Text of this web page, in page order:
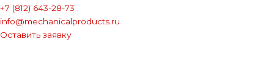
+7 (812) 643-28-73
info@mechanicalproducts.ru
Оставить заявку